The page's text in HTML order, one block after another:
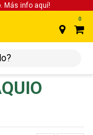
Más info aquí!
0